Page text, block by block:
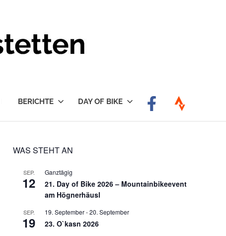
BERICHTE DAY OF BIKE
WAS STEHT AN
SEP.
12
Ganztägig
21. Day of Bike 2026 – Mountainbikeevent
am Högnerhäusl
SEP.
19
19. September-20. September
23. O`kasn 2026